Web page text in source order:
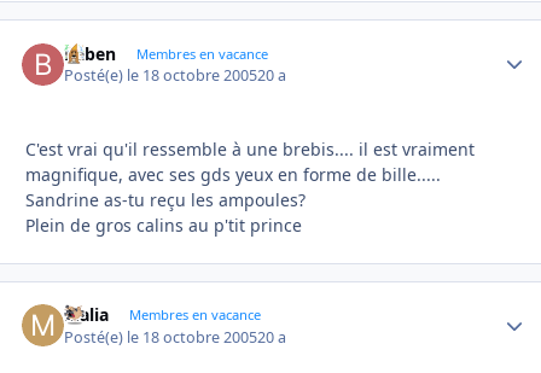
baben Membres en vacance
Posté(e) le 18 octobre 200520 a
C'est vrai qu'il ressemble à une brebis.... il est vraiment
magnifique, avec ses gds yeux en forme de bille.....
Sandrine as-tu reçu les ampoules?
Plein de gros calins au p'tit prince
Malia Membres en vacance
Posté(e) le 18 octobre 200520 a